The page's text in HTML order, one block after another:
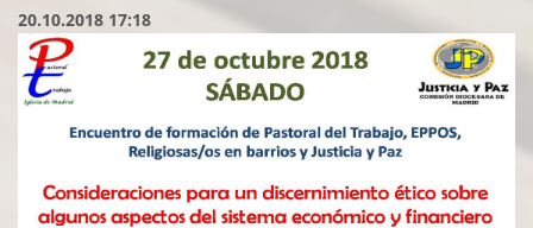
20.10.2018 17:18